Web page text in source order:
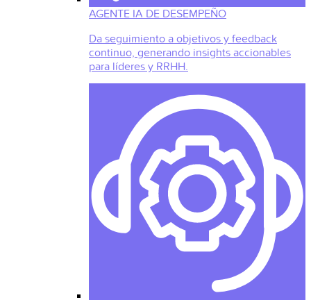
AGENTE IA DE DESEMPEÑO
Da seguimiento a objetivos y feedback
continuo, generando insights accionables
para líderes y RRHH.